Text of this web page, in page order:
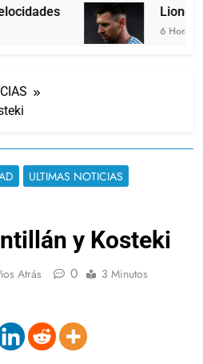
Lionel
6 Horas
ULTIMAS NOTICIAS
y Kosteki
Atrás 0 3 Minutos